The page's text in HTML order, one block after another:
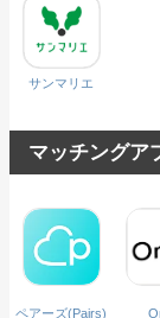
サンマリエ
マッチングア
ペアーズ(Pairs)